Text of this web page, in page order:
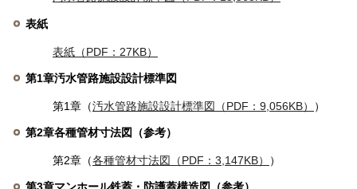
表紙
表紙（PDF：27KB）
第1章汚水管路施設設計標準図
第1章（汚水管路施設設計標準図（PDF：9,056KB） ）
第2章各種管材寸法図（参考）
第2章（各種管材寸法図（PDF：3,147KB） ）